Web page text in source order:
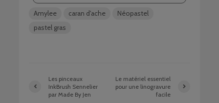
Amylee caran d'ache
Néopastel
pastel gras
Les pinceaux
InkBrush Sennelier
par Made By Jen
Le matériel essentiel
pour une linogravure
facile